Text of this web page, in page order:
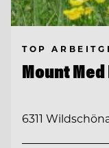
TOP
Mount
6311